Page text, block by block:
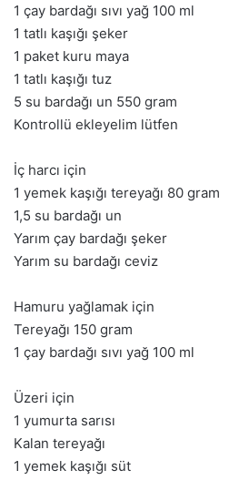
1 çay bardağı sıvı yağ 100 ml
1 tatlı kaşığı şeker
1 paket kuru maya
1 tatlı kaşığı tuz
5 su bardağı un 550 gram
Kontrollü ekleyelim lütfen
İç harcı için
1 yemek kaşığı tereyağı 80 gram
1,5 su bardağı un
Yarım çay bardağı şeker
Yarım su bardağı ceviz
Hamuru yağlamak için
Tereyağı 150 gram
1 çay bardağı sıvı yağ 100 ml
Üzeri için
1 yumurta sarısı
Kalan tereyağı
1 yemek kaşığı süt